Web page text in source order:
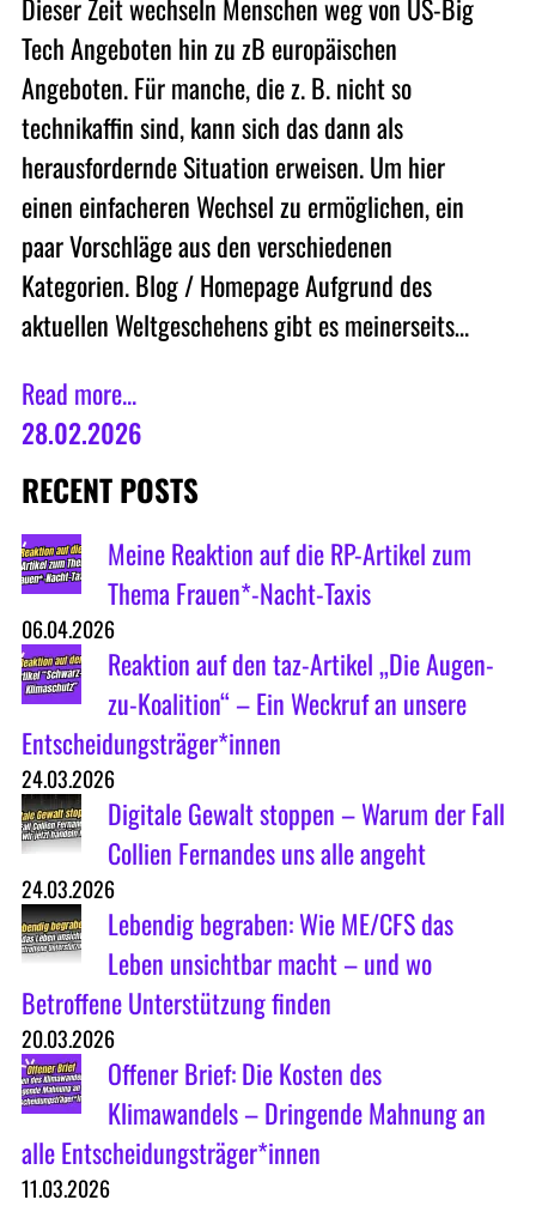
Dieser Zeit wechseln Menschen weg von US-Big
Tech Angeboten hin zu zB europäischen
Angeboten. Für manche, die z. B. nicht so
technikaffin sind, kann sich das dann als
herausfordernde Situation erweisen. Um hier
einen einfacheren Wechsel zu ermöglichen, ein
paar Vorschläge aus den verschiedenen
Kategorien. Blog / Homepage Aufgrund des
aktuellen Weltgeschehens gibt es meinerseits…
Read more...
28.02.2026
RECENT POSTS
Meine Reaktion auf die RP-Artikel zum
Thema Frauen*-Nacht-Taxis
06.04.2026
Reaktion auf den taz-Artikel „Die Augen-
zu-Koalition“ – Ein Weckruf an unsere
Entscheidungsträger*innen
24.03.2026
Digitale Gewalt stoppen – Warum der Fall
Collien Fernandes uns alle angeht
24.03.2026
Lebendig begraben: Wie ME/CFS das
Leben unsichtbar macht – und wo
Betroffene Unterstützung finden
20.03.2026
Offener Brief: Die Kosten des
Klimawandels – Dringende Mahnung an
alle Entscheidungsträger*innen
11.03.2026